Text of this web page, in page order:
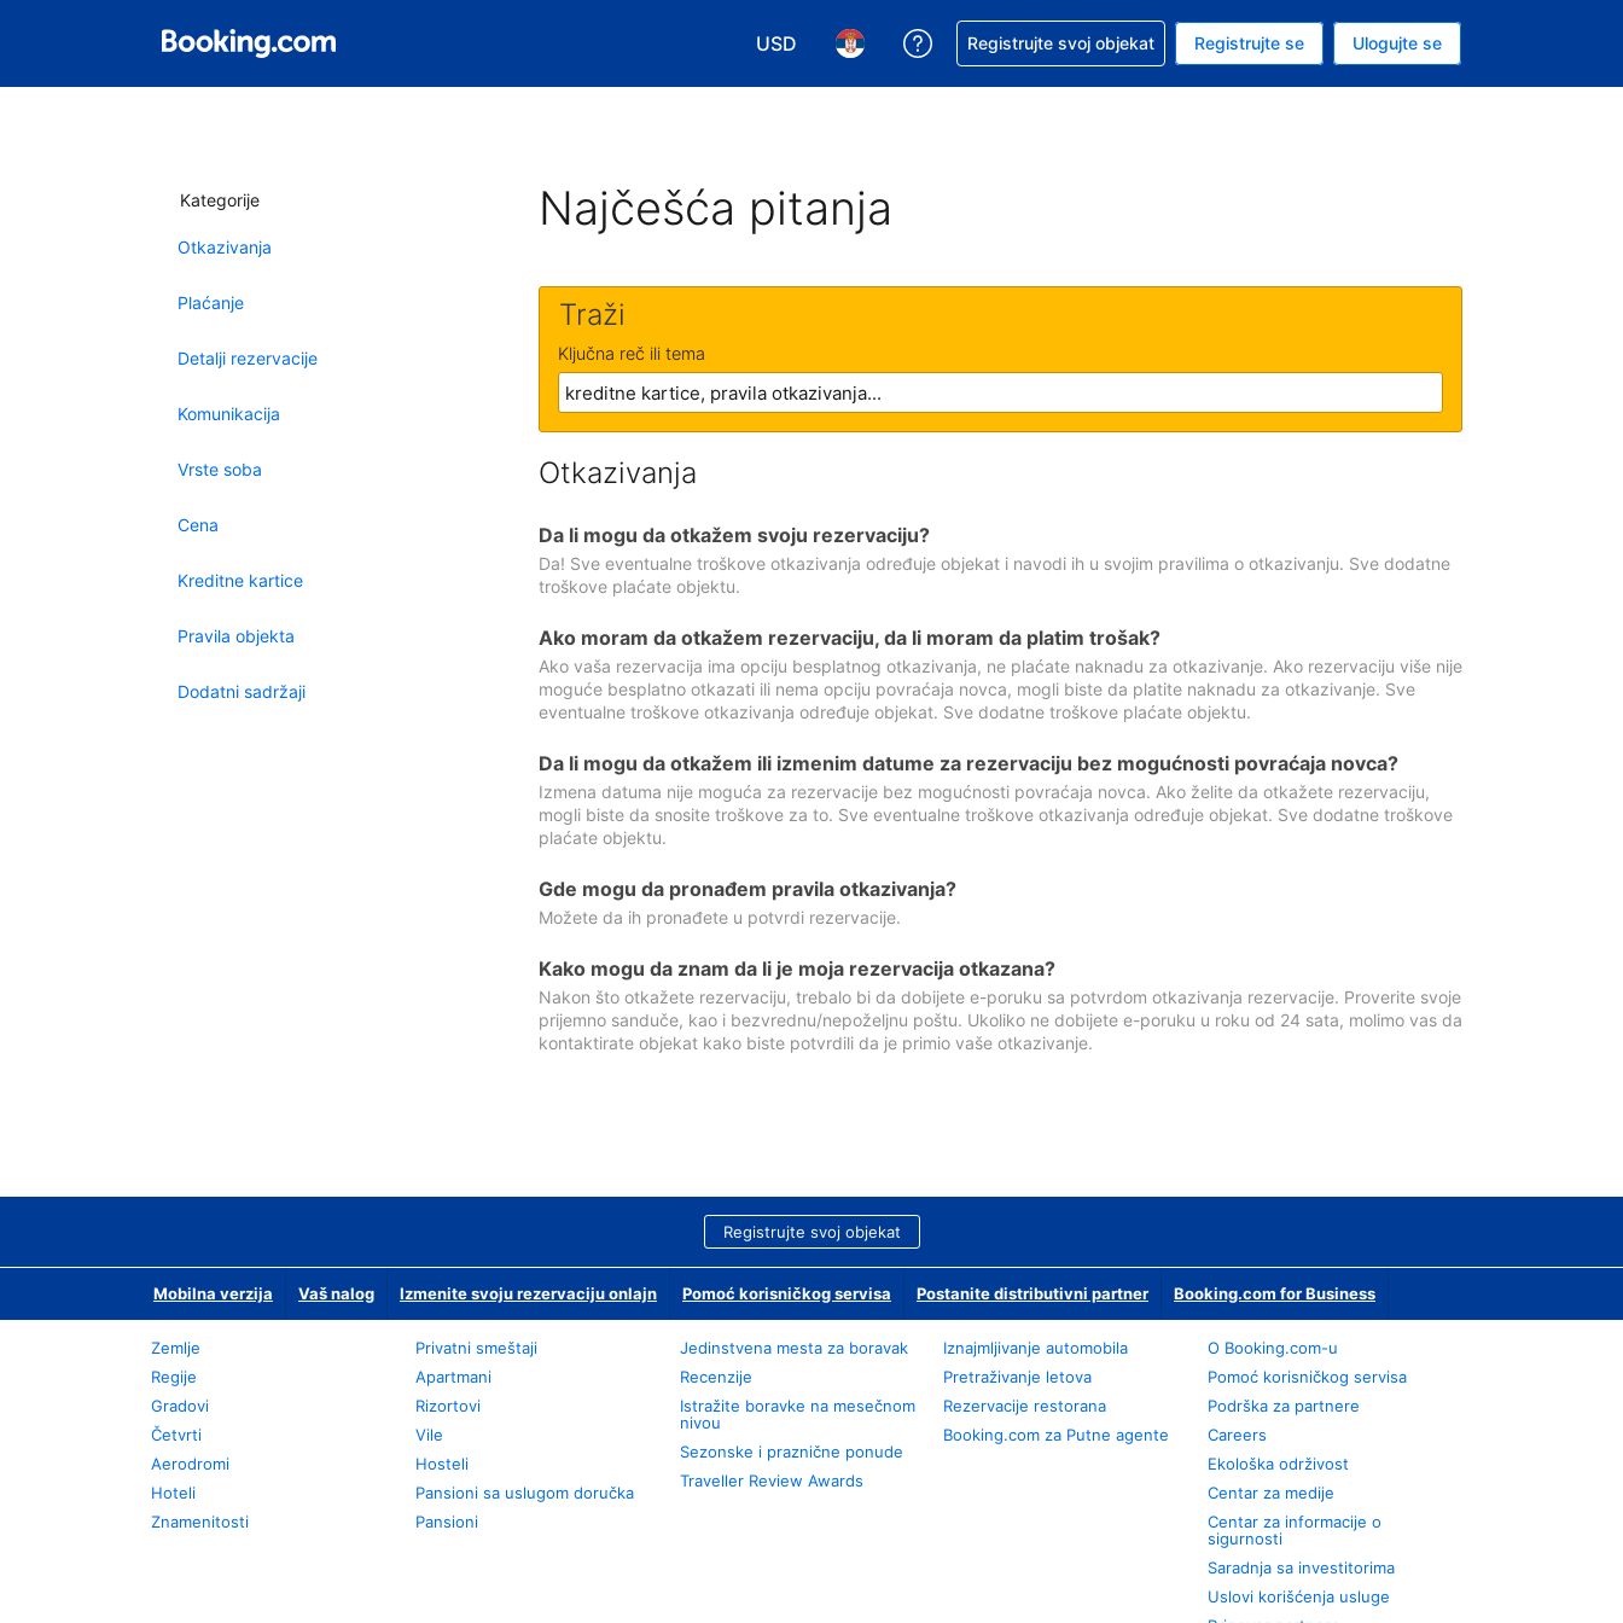
USD
Izaberite valutu. Vaša trenutna valuta je američki dolar
Izaberite jezik. Vaš trenutni jezik je Srpskom
Zatražite pomoć u vezi sa rezervacijom
Registrujte svoj objekat Registrujte se Ulogujte se
Kategorije
Otkazivanja
Plaćanje
Detalji rezervacije
Komunikacija
Vrste soba
Cena
Kreditne kartice
Pravila objekta
Dodatni sadržaji
Najčešća pitanja
Traži
Ključna reč ili tema
Otkazivanja
Da li mogu da otkažem svoju rezervaciju?
Da! Sve eventualne troškove otkazivanja određuje objekat i navodi ih u svojim pravilima o otkazivanju. Sve dodatne
troškove plaćate objektu.
Ako moram da otkažem rezervaciju, da li moram da platim trošak?
Ako vaša rezervacija ima opciju besplatnog otkazivanja, ne plaćate naknadu za otkazivanje. Ako rezervaciju više nije
moguće besplatno otkazati ili nema opciju povraćaja novca, mogli biste da platite naknadu za otkazivanje. Sve
eventualne troškove otkazivanja određuje objekat. Sve dodatne troškove plaćate objektu.
Da li mogu da otkažem ili izmenim datume za rezervaciju bez mogućnosti povraćaja novca?
Izmena datuma nije moguća za rezervacije bez mogućnosti povraćaja novca. Ako želite da otkažete rezervaciju,
mogli biste da snosite troškove za to. Sve eventualne troškove otkazivanja određuje objekat. Sve dodatne troškove
plaćate objektu.
Gde mogu da pronađem pravila otkazivanja?
Možete da ih pronađete u potvrdi rezervacije.
Kako mogu da znam da li je moja rezervacija otkazana?
Nakon što otkažete rezervaciju, trebalo bi da dobijete e-poruku sa potvrdom otkazivanja rezervacije. Proverite svoje
prijemno sanduče, kao i bezvrednu/nepoželjnu poštu. Ukoliko ne dobijete e-poruku u roku od 24 sata, molimo vas da
kontaktirate objekat kako biste potvrdili da je primio vaše otkazivanje.
Registrujte svoj objekat
Mobilna verzija Vaš nalog Izmenite svoju rezervaciju onlajn Pomoć korisničkog servisa Postanite distributivni partner Booking.com for Business
Zemlje
Regije
Gradovi
Četvrti
Aerodromi
Hoteli
Znamenitosti
Privatni smeštaji
Apartmani
Rizortovi
Vile
Hosteli
Pansioni sa uslugom doručka
Pansioni
Jedinstvena mesta za boravak
Recenzije
Istražite boravke na mesečnom
nivou
Sezonske i praznične ponude
Traveller Review Awards
Iznajmljivanje automobila
Pretraživanje letova
Rezervacije restorana
Booking.com za Putne agente
О Booking.com-u
Pomoć korisničkog servisa
Podrška za partnere
Careers
Ekološka održivost
Centar za medije
Centar za informacije o
sigurnosti
Saradnja sa investitorima
Uslovi korišćenja usluge